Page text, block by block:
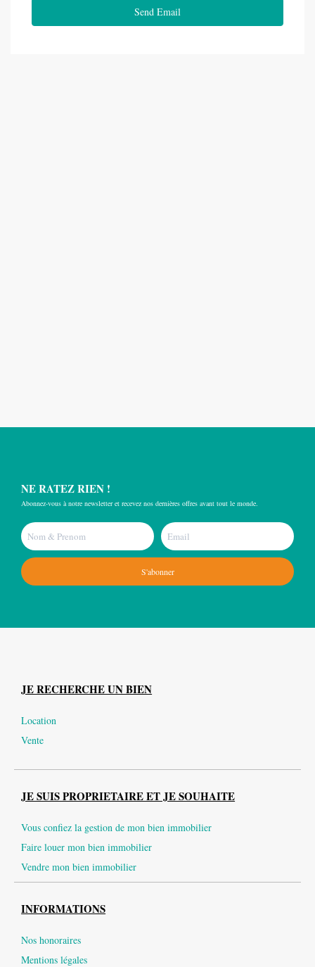
NE RATEZ RIEN !
Abonnez-vous à notre newsletter et recevez nos dernières offres avant tout le monde.
S'abonner
JE RECHERCHE UN BIEN
Location
Vente
JE SUIS PROPRIETAIRE ET JE SOUHAITE
Vous confiez la gestion de mon bien immobilier
Faire louer mon bien immobilier
Vendre mon bien immobilier
INFORMATIONS
Nos honoraires
Mentions légales